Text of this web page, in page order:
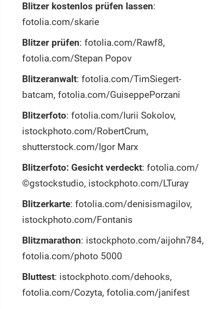
Blitzer kostenlos prüfen lassen:
fotolia.com/skarie
Blitzer prüfen: fotolia.com/Rawf8,
fotolia.com/Stepan Popov
Blitzeranwalt: fotolia.com/TimSiegert-
batcam, fotolia.com/GuiseppePorzani
Blitzerfoto: fotolia.com/Iurii Sokolov,
istockphoto.com/RobertCrum,
shutterstock.com/Igor Marx
Blitzerfoto: Gesicht verdeckt: fotolia.com/
©gstockstudio, istockphoto.com/LTuray
Blitzerkarte: fotolia.com/denisismagilov,
istockphoto.com/Fontanis
Blitzmarathon: istockphoto.com/aijohn784,
fotolia.com/photo 5000
Bluttest: istockphoto.com/dehooks,
fotolia.com/Cozyta, fotolia.com/janifest